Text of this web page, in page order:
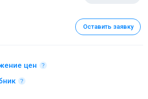
Оставить заявку
цен